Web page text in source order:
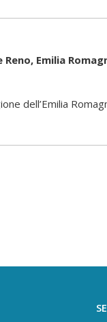
Emilia
dell’Emilia